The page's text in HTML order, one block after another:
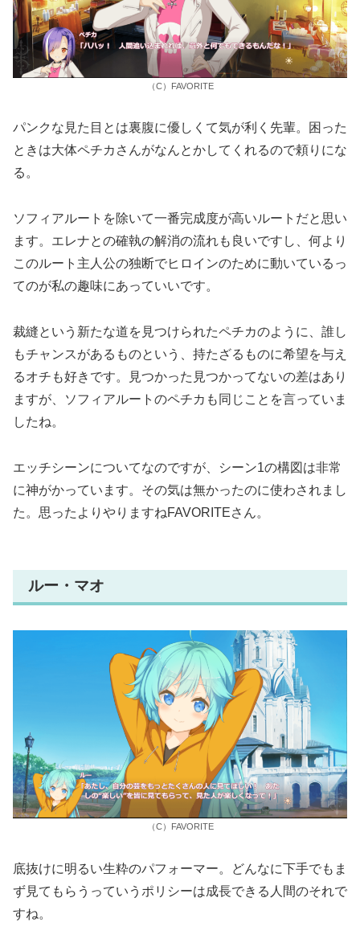
（C）FAVORITE
パンクな見た目とは裏腹に優しくて気が利く先輩。困った
ときは大体ペチカさんがなんとかしてくれるので頼りにな
る。
ソフィアルートを除いて一番完成度が高いルートだと思い
ます。エレナとの確執の解消の流れも良いですし、何より
このルート主人公の独断でヒロインのために動いているっ
てのが私の趣味にあっていいです。
裁縫という新たな道を見つけられたペチカのように、誰し
もチャンスがあるものという、持たざるものに希望を与え
るオチも好きです。見つかった見つかってないの差はあり
ますが、ソフィアルートのペチカも同じことを言っていま
したね。
エッチシーンについてなのですが、シーン1の構図は非常
に神がかっています。その気は無かったのに使わされまし
た。思ったよりやりますねFAVORITEさん。
ルー・マオ
（C）FAVORITE
底抜けに明るい生粋のパフォーマー。どんなに下手でもま
ず見てもらうっていうポリシーは成長できる人間のそれで
すね。